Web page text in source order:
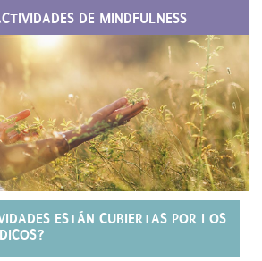
DE MINDFULNESS
ESTÁN CUBIERTAS POR LOS